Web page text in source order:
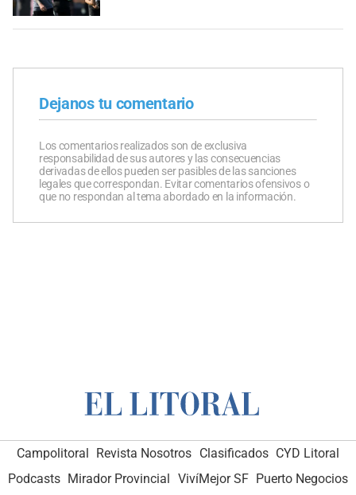
Dejanos tu comentario
Los comentarios realizados son de exclusiva
responsabilidad de sus autores y las consecuencias
derivadas de ellos pueden ser pasibles de las sanciones
legales que correspondan. Evitar comentarios ofensivos o
que no respondan al tema abordado en la información.
Campolitoral Revista Nosotros Clasificados CYD Litoral
Podcasts Mirador Provincial VivíMejor SF Puerto Negocios